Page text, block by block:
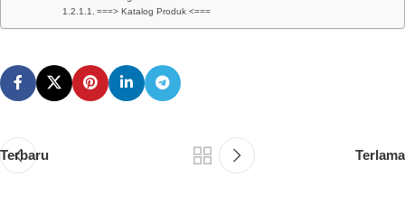
===> Katalog Produk <===
Terbaru Terlama